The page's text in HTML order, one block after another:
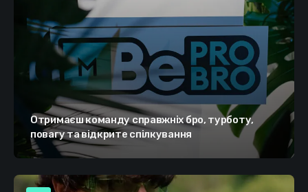
Отримаєш команду справжніх бро, турботу,
повагу та відкрите спілкування